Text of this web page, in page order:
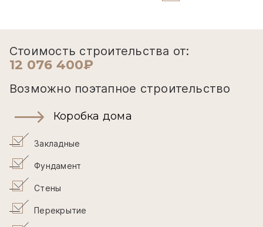
Стоимость строительства от:
12 076 400₽
Возможно поэтапное строительство
Коробка дома
Закладные
Фундамент
Стены
Перекрытие